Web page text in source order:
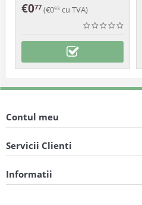
€077 (€093 cu TVA)
Contul meu
Servicii Clienti
Informatii